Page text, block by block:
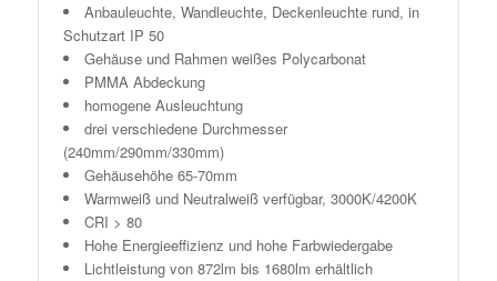
Anbauleuchte, Wandleuchte, Deckenleuchte rund, in
Schutzart IP 50
Gehäuse und Rahmen weißes Polycarbonat
PMMA Abdeckung
homogene Ausleuchtung
drei verschiedene Durchmesser
(240mm/290mm/330mm)
Gehäusehöhe 65-70mm
Warmweiß und Neutralweiß verfügbar, 3000K/4200K
CRI > 80
Hohe Energieeffizienz und hohe Farbwiedergabe
Lichtleistung von 872lm bis 1680lm erhältlich